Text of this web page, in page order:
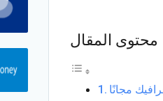
محتوى المقال